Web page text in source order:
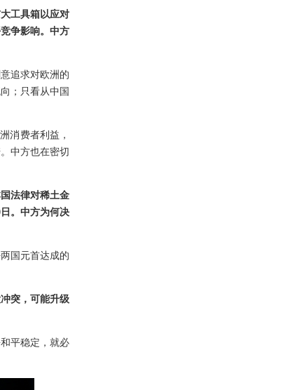
工具箱以应对
争影响。中方
追求对欧洲的
；只看从中国
消费者利益，
中方也在密切
法律对稀土金
。中方为何决
国元首达成的
突，可能升级
平稳定，就必